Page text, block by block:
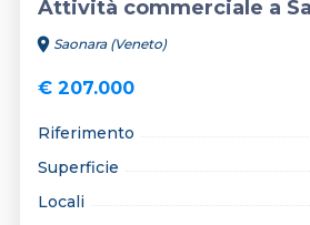
Attività commerciale a
location_on Saonara (Veneto)
€ 207.000
Riferimento
Superficie
Locali